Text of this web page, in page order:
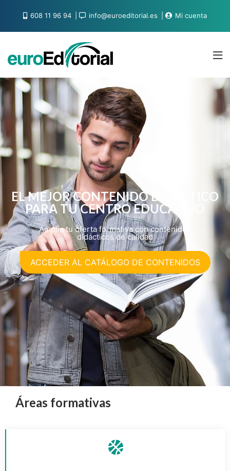
608 11 96 94 info@euroeditorial.es Mi cuenta
EL MEJOR CONTENIDO DIDÁCTICO
PARA TU CENTRO EDUCATIVO
Amplía tu oferta formativa con contenidos
didácticos de calidad
ACCEDER AL CATÁLOGO DE CONTENIDOS
Áreas formativas